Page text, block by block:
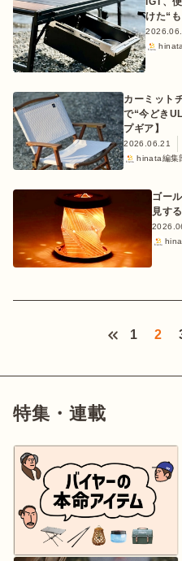
けた“
カーミット
で“今どき
プギア】
2026.06.21
hinata編集
ゴー
見す
1 2
特集・連載